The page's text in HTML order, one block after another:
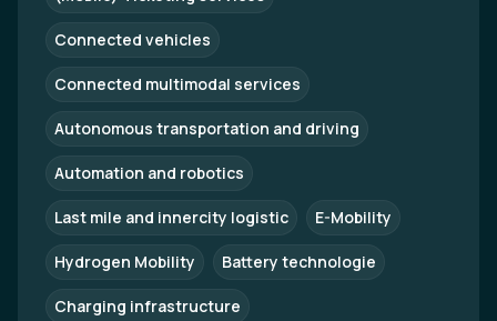
Connected vehicles
Connected multimodal services
Autonomous transportation and driving
Automation and robotics
Last mile and innercity logistic E-Mobility
Hydrogen Mobility Battery technologie
Charging infrastructure